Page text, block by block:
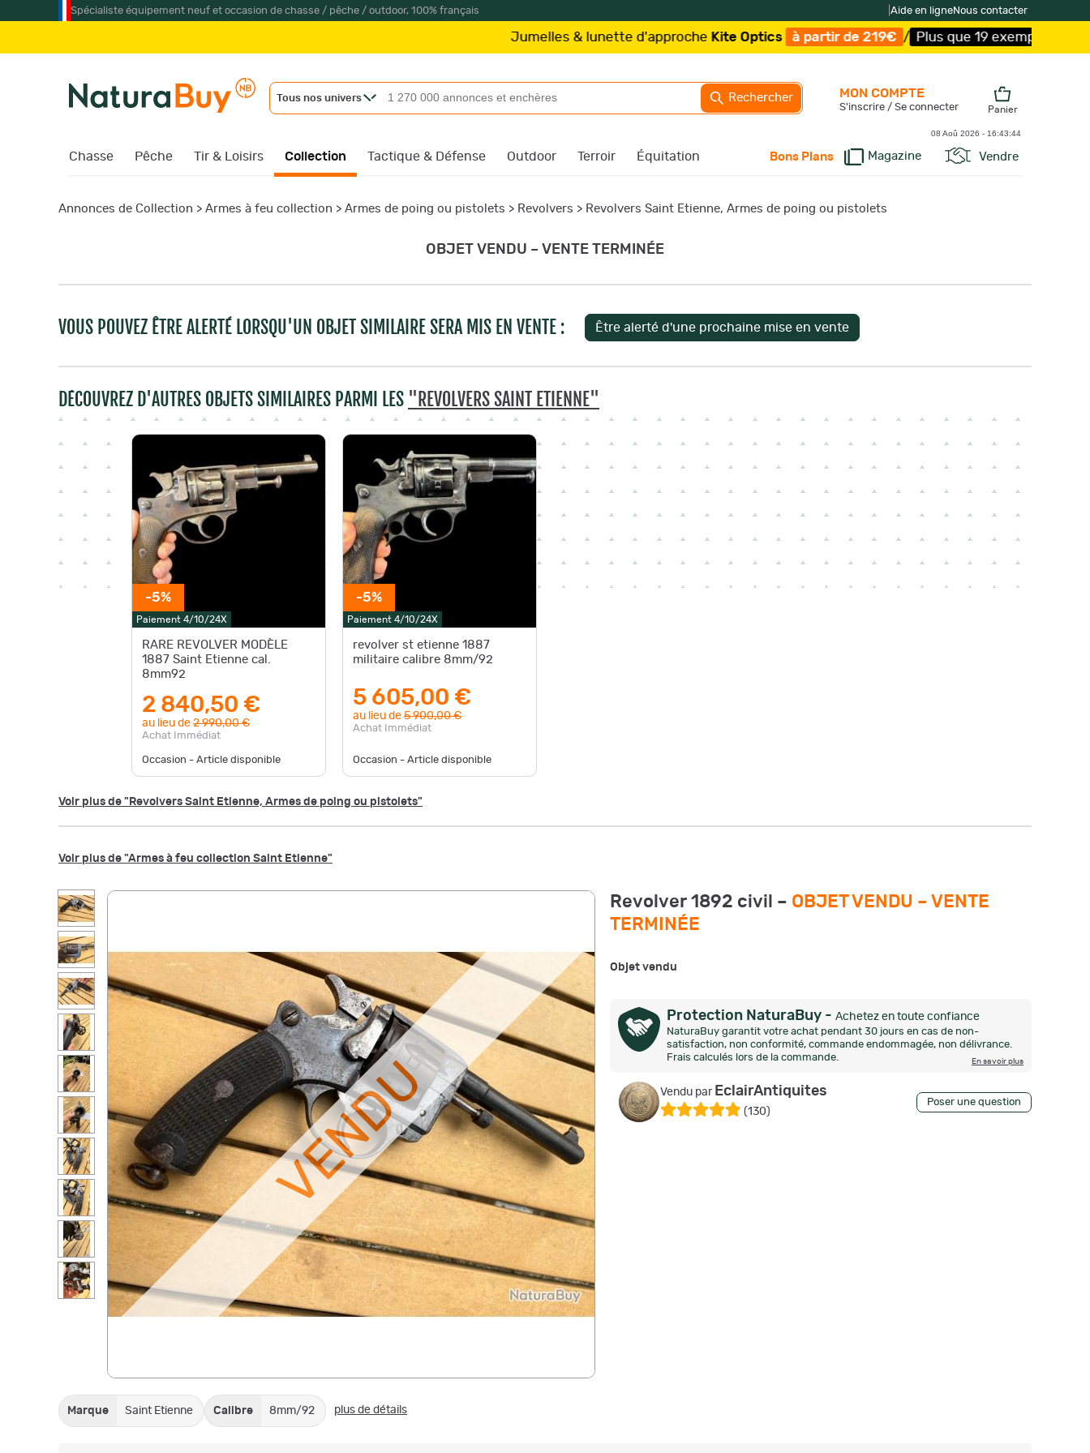
Spécialiste équipement neuf et occasion de chasse / pêche / outdoor, 100% français Aide en ligneNous contacter
Jumelles & lunette d'approcheKite Optics à partir de 219€ / Plus que 19 exemplaires ! /Livraison
Tous nos univers Rechercher
Chasse Pêche Tir & Loisirs Collection Tactique & Défense Outdoor Terroir Équitation Bons Plans Magazine Vendre
MON COMPTE
S'inscrire / Se connecter Panier
08 Aoû 2026 - 16:43:45
Annonces de Collection > Armes à feu collection > Armes de poing ou pistolets > Revolvers > Revolvers Saint Etienne, Armes de poing ou pistolets
OBJET VENDU – VENTE TERMINÉE
VOUS POUVEZ ÊTRE ALERTÉ LORSQU'UN OBJET SIMILAIRE SERA MIS EN VENTE :
DÉCOUVREZ D'AUTRES OBJETS SIMILAIRES PARMI LES "REVOLVERS SAINT ETIENNE"
-5%
Paiement 4/10/24X
RARE REVOLVER MODÈLE
1887 Saint Etienne cal.
8mm92
2 840,50 €
au lieu de 2 990,00 €
Achat Immédiat
Occasion - Article disponible
-5%
Paiement 4/10/24X
revolver st etienne 1887
militaire calibre 8mm/92
5 605,00 €
au lieu de 5 900,00 €
Achat Immédiat
Occasion - Article disponible
Voir plus de "Revolvers Saint Etienne, Armes de poing ou pistolets"
Voir plus de "Armes à feu collection Saint Etienne"
VENDU
Marque Saint Etienne Calibre 8mm/92 plus de détails
Revolver 1892 civil – OBJET VENDU – VENTE
TERMINÉE
Objet vendu
Protection NaturaBuy - Achetez en toute confiance
NaturaBuy garantit votre achat pendant 30 jours en cas de non-
satisfaction, non conformité, commande endommagée, non délivrance.
Frais calculés lors de la commande.
En savoir plus
Vendu par EclairAntiquites
(130)
Poser une question